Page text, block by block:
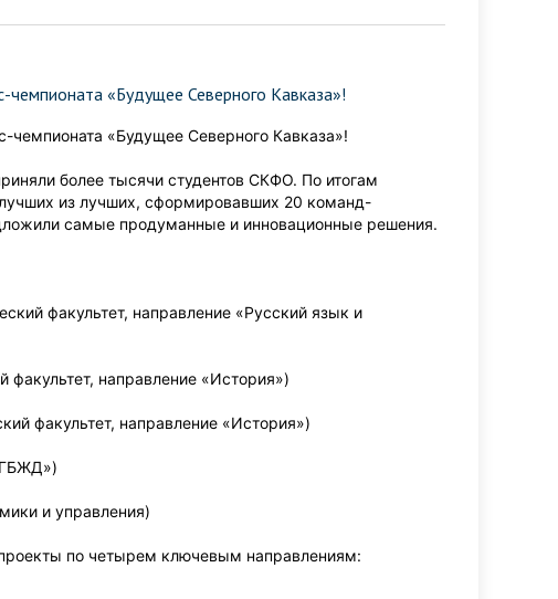
«Будущее Северного Кавказа»!
чемпионата «Будущее Северного Кавказа»!
более тысячи студентов СКФО. По итогам
из лучших, сформировавших 20 команд-
самые продуманные и инновационные решения.
факультет, направление «Русский язык и
факультет, направление «История»)
факультет, направление «История»)
и управления)
по четырем ключевым направлениям: